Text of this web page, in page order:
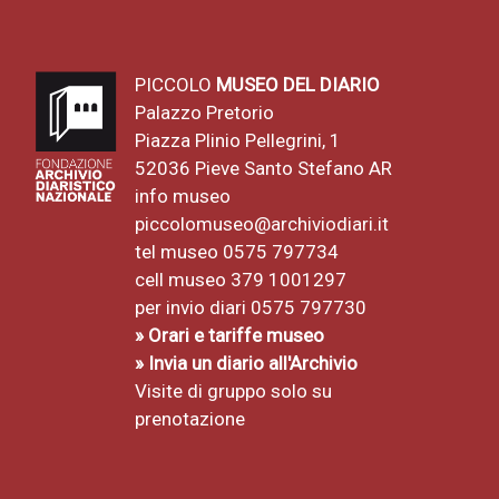
PICCOLO MUSEO DEL DIARIO
Palazzo Pretorio
Piazza Plinio Pellegrini, 1
52036 Pieve Santo Stefano AR
info museo
piccolomuseo@archiviodiari.it
tel museo 0575 797734
cell museo 379 1001297
per invio diari 0575 797730
» Orari e tariffe museo
» Invia un diario all'Archivio
Visite di gruppo solo su
prenotazione